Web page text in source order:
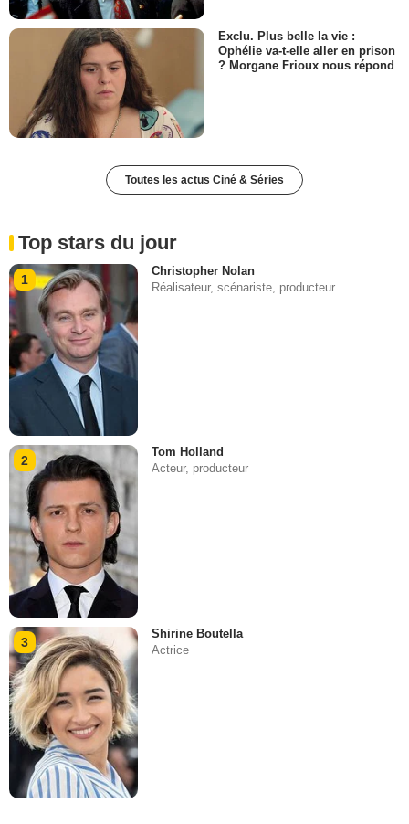
Exclu. Plus belle la vie :
Ophélie va-t-elle aller en prison
? Morgane Frioux nous répond
Toutes les actus Ciné & Séries
Top stars du jour
1
Christopher Nolan
Réalisateur, scénariste, producteur
2
Tom Holland
Acteur, producteur
3
Shirine Boutella
Actrice